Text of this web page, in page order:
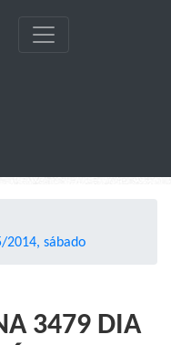
2014, sábado
3479 DIA